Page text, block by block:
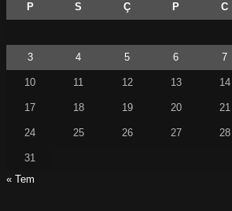
P S Ç P C
3 4 5 6 7
10 11 12 13 14
17 18 19 20 21
24 25 26 27 28
31
« Tem